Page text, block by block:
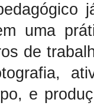
uma
de
e